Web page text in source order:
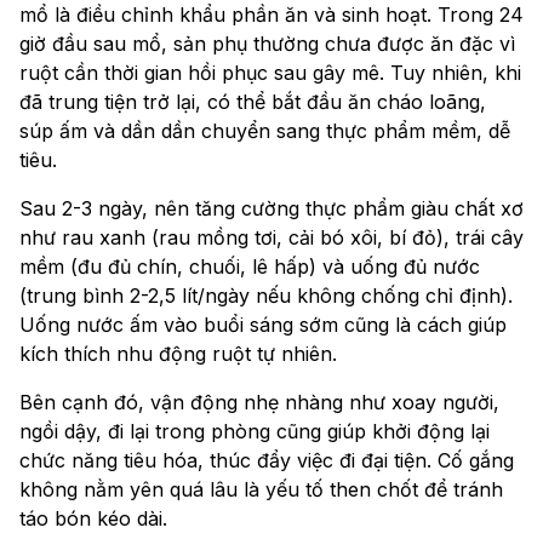
mổ là điều chỉnh khẩu phần ăn và sinh hoạt. Trong 24
giờ đầu sau mổ, sản phụ thường chưa được ăn đặc vì
ruột cần thời gian hồi phục sau gây mê. Tuy nhiên, khi
đã trung tiện trở lại, có thể bắt đầu ăn cháo loãng,
súp ấm và dần dần chuyển sang thực phẩm mềm, dễ
tiêu.
Sau 2-3 ngày, nên tăng cường thực phẩm giàu chất xơ
như rau xanh (rau mồng tơi, cải bó xôi, bí đỏ), trái cây
mềm (đu đủ chín, chuối, lê hấp) và uống đủ nước
(trung bình 2-2,5 lít/ngày nếu không chống chỉ định).
Uống nước ấm vào buổi sáng sớm cũng là cách giúp
kích thích nhu động ruột tự nhiên.
Bên cạnh đó, vận động nhẹ nhàng như xoay người,
ngồi dậy, đi lại trong phòng cũng giúp khởi động lại
chức năng tiêu hóa, thúc đẩy việc đi đại tiện. Cố gắng
không nằm yên quá lâu là yếu tố then chốt để tránh
táo bón kéo dài.